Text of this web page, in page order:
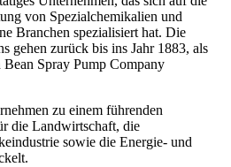
von Spezialchemikalien und
Branchen spezialisiert hat. Die
gehen zurück bis ins Jahr 1883, als
Bean Spray Pump Company
zu einem führenden
die Landwirtschaft, die
sowie die Energie- und